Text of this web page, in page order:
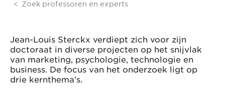
Zoek professoren en experts
Jean-Louis Sterckx verdiept zich voor zijn
doctoraat in diverse projecten op het snijvlak
van marketing, psychologie, technologie en
business. De focus van het onderzoek ligt op
drie kernthema’s.